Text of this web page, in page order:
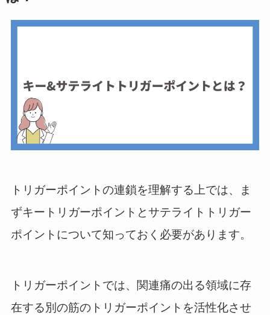
トリガーポイントの連鎖を理解する上では、ま
ずキートリガーポイントとサテライトトリガー
ポイントについて知っておく必要があります。
トリガーポイントでは、関連痛の出る領域に存
在する別の筋のトリガーポイントを活性化させ